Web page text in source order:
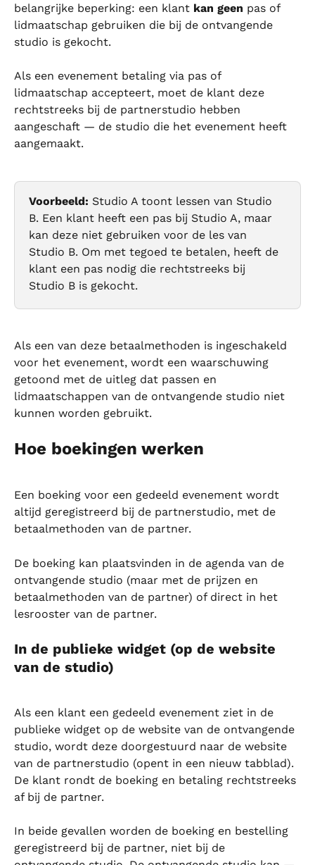
belangrijke beperking: een klant kan geen pas of
lidmaatschap gebruiken die bij de ontvangende
studio is gekocht.
Als een evenement betaling via pas of
lidmaatschap accepteert, moet de klant deze
rechtstreeks bij de partnerstudio hebben
aangeschaft — de studio die het evenement heeft
aangemaakt.
Voorbeeld: Studio A toont lessen van Studio
B. Een klant heeft een pas bij Studio A, maar
kan deze niet gebruiken voor de les van
Studio B. Om met tegoed te betalen, heeft de
klant een pas nodig die rechtstreeks bij
Studio B is gekocht.
Als een van deze betaalmethoden is ingeschakeld
voor het evenement, wordt een waarschuwing
getoond met de uitleg dat passen en
lidmaatschappen van de ontvangende studio niet
kunnen worden gebruikt.
Hoe boekingen werken
Een boeking voor een gedeeld evenement wordt
altijd geregistreerd bij de partnerstudio, met de
betaalmethoden van de partner.
De boeking kan plaatsvinden in de agenda van de
ontvangende studio (maar met de prijzen en
betaalmethoden van de partner) of direct in het
lesrooster van de partner.
In de publieke widget (op de website
van de studio)
Als een klant een gedeeld evenement ziet in de
publieke widget op de website van de ontvangende
studio, wordt deze doorgestuurd naar de website
van de partnerstudio (opent in een nieuw tabblad).
De klant rondt de boeking en betaling rechtstreeks
af bij de partner.
In beide gevallen worden de boeking en bestelling
geregistreerd bij de partner, niet bij de